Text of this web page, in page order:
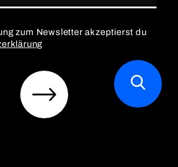
zum Newsletter akzeptierst du